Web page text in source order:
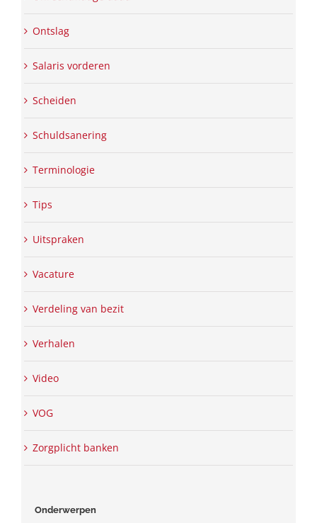
Ontslag
Salaris vorderen
Scheiden
Schuldsanering
Terminologie
Tips
Uitspraken
Vacature
Verdeling van bezit
Verhalen
Video
VOG
Zorgplicht banken
Onderwerpen